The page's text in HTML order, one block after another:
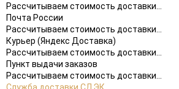
Рассчитываем стоимость доставки...
Почта России
Рассчитываем стоимость доставки...
Курьер (Яндекс Доставка)
Рассчитываем стоимость доставки...
Пункт выдачи заказов
Рассчитываем стоимость доставки...